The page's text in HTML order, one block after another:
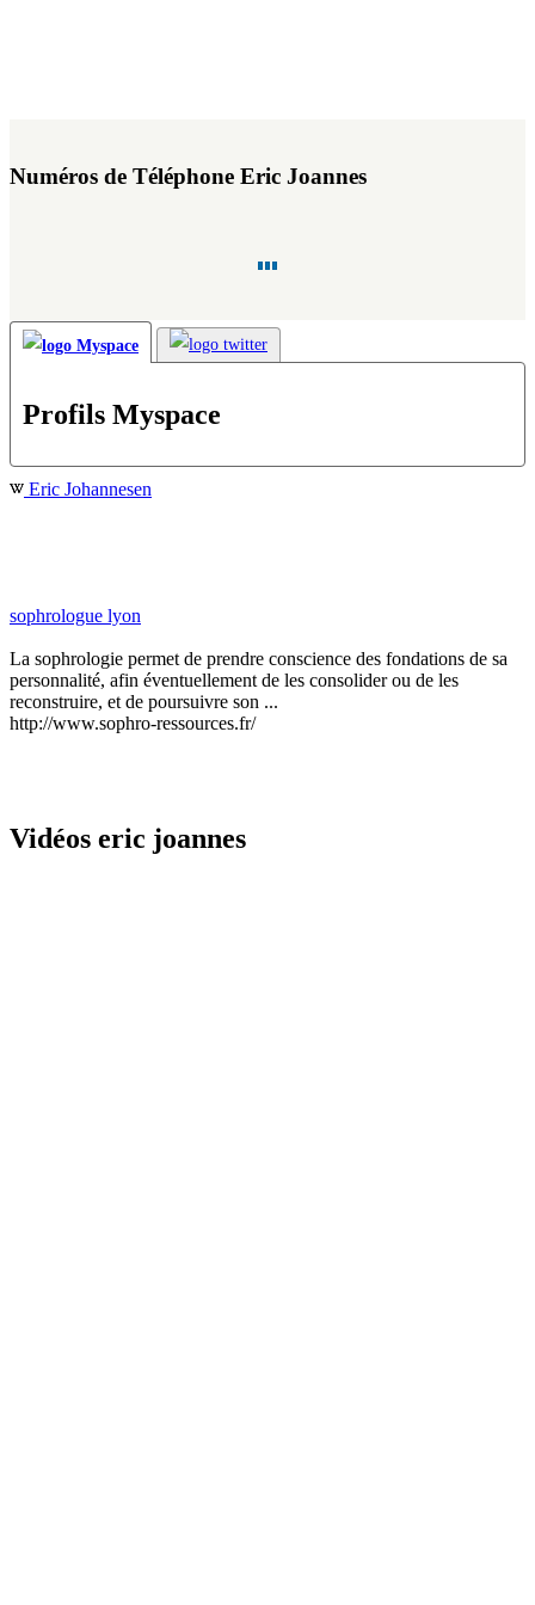
Numéros de Téléphone Eric Joannes
Profils Myspace
Eric Johannesen
sophrologue lyon
La sophrologie permet de prendre conscience des fondations de sa
personnalité, afin éventuellement de les consolider ou de les
reconstruire, et de poursuivre son ...
http://www.sophro-ressources.fr/
Vidéos eric joannes